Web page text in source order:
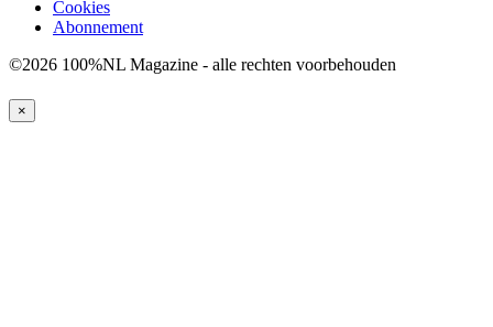
Cookies
Abonnement
©2026 100%NL Magazine - alle rechten voorbehouden
×